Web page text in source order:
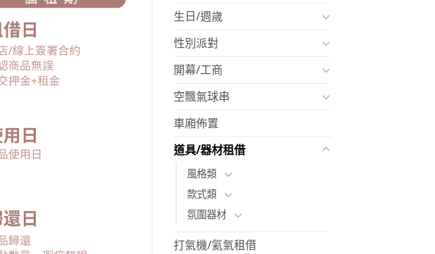
生日/週歲
性別派對
開幕/工商
空飄氣球串
車廂佈置
道具/器材租借
風格類
款式類
氛圍器材
打氣機/氦氣租借